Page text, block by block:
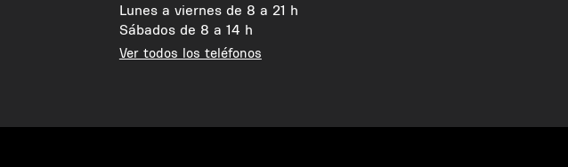
Lunes a viernes de 8 a 21 h
Sábados de 8 a 14 h
Ver todos los teléfonos